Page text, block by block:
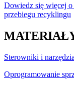
Dowiedz się więcej o
przebiegu recyklingu
Sterowniki i narzędzia
Oprogramowanie